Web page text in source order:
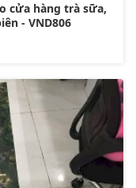
cửa hàng trà sữa,
- VND806